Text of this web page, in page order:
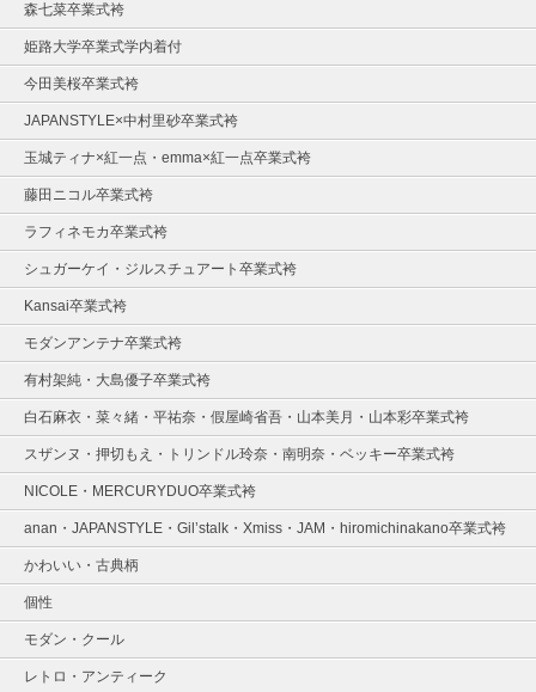
森七菜卒業式袴
姫路大学卒業式学内着付
今田美桜卒業式袴
JAPANSTYLE×中村里砂卒業式袴
玉城ティナ×紅一点・emma×紅一点卒業式袴
藤田ニコル卒業式袴
ラフィネモカ卒業式袴
シュガーケイ・ジルスチュアート卒業式袴
Kansai卒業式袴
モダンアンテナ卒業式袴
有村架純・大島優子卒業式袴
白石麻衣・菜々緒・平祐奈・假屋崎省吾・山本美月・山本彩卒業式袴
スザンヌ・押切もえ・トリンドル玲奈・南明奈・ベッキー卒業式袴
NICOLE・MERCURYDUO卒業式袴
anan・JAPANSTYLE・Gil’stalk・Xmiss・JAM・hiromichinakano卒業式袴
かわいい・古典柄
個性
モダン・クール
レトロ・アンティーク